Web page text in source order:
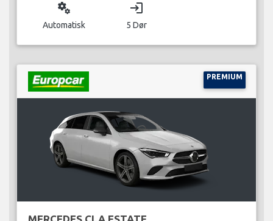
miscellaneous_services
Automatisk
login
5 Dør
PREMIUM
MERCEDES CLA ESTATE